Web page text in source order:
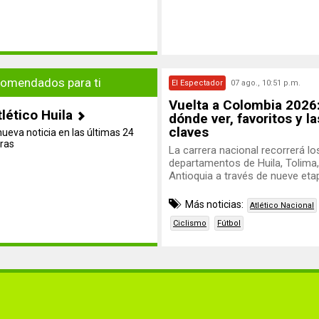
para ti
Huila
noticia en las últimas 24
El Espectador 07 ago., 10:51 p.m.
Vuelta a Colombia
dónde ver, favoritos y
claves
La carrera nacional recorrerá
departamentos de Huila,
Antioquia a través de nueve
Más noticias:
Atlético Nacional
Ciclismo
Fútbol